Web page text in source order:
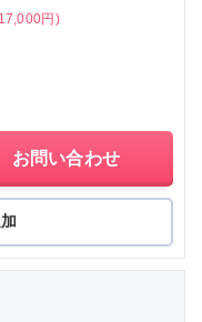
円)
お問い合わせ